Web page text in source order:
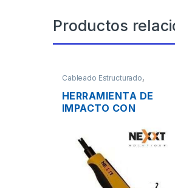
Productos
Cableado Estructurado,
HERRAMIENTA DE
IMPACTO CON